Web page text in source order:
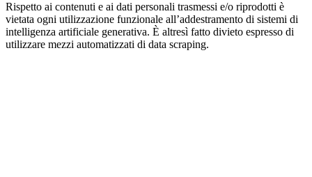
Rispetto ai contenuti e ai dati personali trasmessi e/o riprodotti è
vietata ogni utilizzazione funzionale all’addestramento di sistemi di
intelligenza artificiale generativa. È altresì fatto divieto espresso di
utilizzare mezzi automatizzati di data scraping.